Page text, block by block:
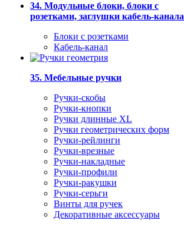
34. Модульные блоки, блоки с
розетками, заглушки кабель-канала
Блоки с розетками
Кабель-канал
35. Мебельные ручки
Ручки-скобы
Ручки-кнопки
Ручки длинные XL
Ручки геометрических форм
Ручки-рейлинги
Ручки-врезные
Ручки-накладные
Ручки-профили
Ручки-ракушки
Ручки-серьги
Винты для ручек
Декоративные аксессуары